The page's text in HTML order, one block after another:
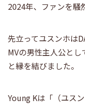
2024年、ファンを騒
先立ってユスンホは
MVの男性主人公と
と縁を結びました。
Young Kは「（ユス